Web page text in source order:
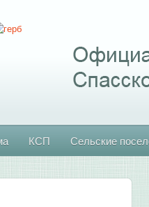
КСП Сельские